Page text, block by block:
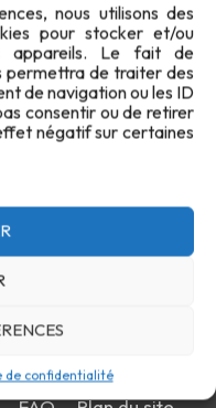
nous utilisons des
pour stocker et/ou
appareils. Le fait de
permettra de traiter des
de navigation ou les ID
consentir ou de retirer
négatif sur certaines
de confidentialité